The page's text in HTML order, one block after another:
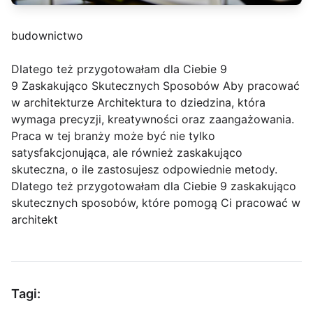
budownictwo
Dlatego też przygotowałam dla Ciebie 9
9 Zaskakująco Skutecznych Sposobów Aby pracować
w architekturze Architektura to dziedzina, która
wymaga precyzji, kreatywności oraz zaangażowania.
Praca w tej branży może być nie tylko
satysfakcjonująca, ale również zaskakująco
skuteczna, o ile zastosujesz odpowiednie metody.
Dlatego też przygotowałam dla Ciebie 9 zaskakująco
skutecznych sposobów, które pomogą Ci pracować w
architekt
Tagi: